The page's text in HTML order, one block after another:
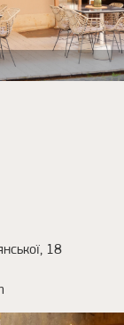
18